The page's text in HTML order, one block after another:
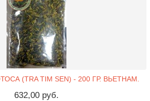
(TRA TIM SEN) - 200 ГР. ВЬЕТНАМ.
632,00 руб.